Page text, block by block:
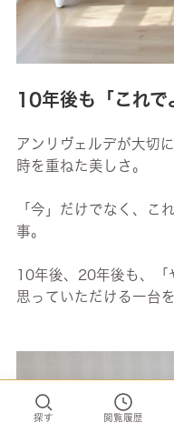
10年後も「これで
アンリヴェルデが大切
時を重ねた美しさ。
「今」だけでなく、こ
事。
10年後、20年後も、「
思っていただける一台
探す 閲覧履歴